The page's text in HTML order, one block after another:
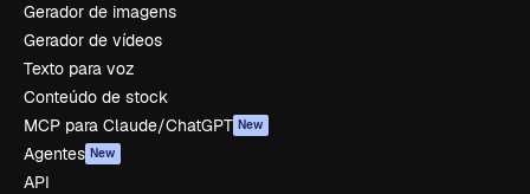
Gerador de imagens
Gerador de vídeos
Texto para voz
Conteúdo de stock
MCP para Claude/ChatGPT New
Agentes New
API